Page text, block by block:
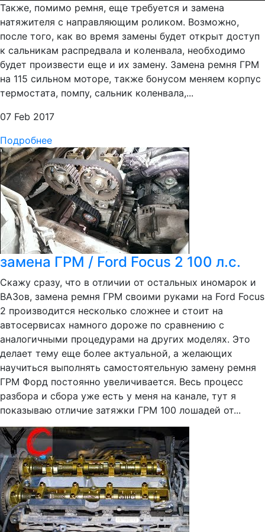
Также, помимо ремня, еще требуется и замена
натяжителя с направляющим роликом. Возможно,
после того, как во время замены будет открыт доступ
к сальникам распредвала и коленвала, необходимо
будет произвести еще и их замену. Замена ремня ГРМ
на 115 сильном моторе, также бонусом меняем корпус
термостата, помпу, сальник коленвала,...
07 Feb 2017
Подробнее
замена ГРМ / Ford Focus 2 100 л.с.
Скажу сразу, что в отличии от остальных иномарок и
ВАЗов, замена ремня ГРМ своими руками на Ford Focus
2 производится несколько сложнее и стоит на
автосервисах намного дороже по сравнению с
аналогичными процедурами на других моделях. Это
делает тему еще более актуальной, а желающих
научиться выполнять самостоятельную замену ремня
ГРМ Форд постоянно увеличивается. Весь процесс
разбора и сбора уже есть у меня на канале, тут я
показываю отличие затяжки ГРМ 100 лошадей от...